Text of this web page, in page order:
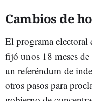
Cambios de
El programa electoral
fijó unos 18 meses
un referéndum de
otros pasos para